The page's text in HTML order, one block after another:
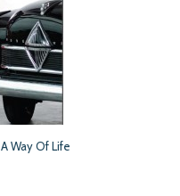
Way Of Life